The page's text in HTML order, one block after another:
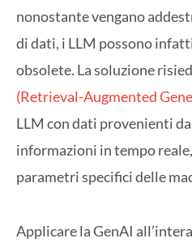
nonostante vengano
di dati, i LLM possono
obsolete. La soluzione
(Retrieval-Augmented
LLM con dati provenienti
informazioni in tempo
parametri specifici delle
Applicare la GenAI